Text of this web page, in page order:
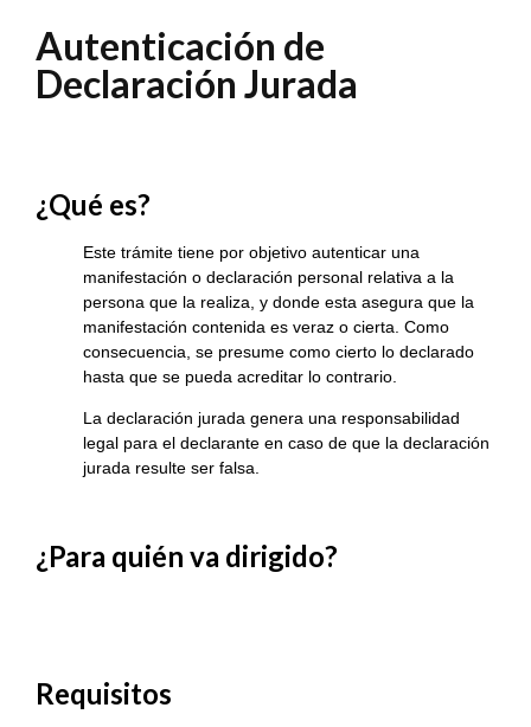
Autenticación de
Declaración Jurada
¿Qué es?
Este trámite tiene por objetivo autenticar una
manifestación o declaración personal relativa a la
persona que la realiza, y donde esta asegura que la
manifestación contenida es veraz o cierta. Como
consecuencia, se presume como cierto lo declarado
hasta que se pueda acreditar lo contrario.
La declaración jurada genera una responsabilidad
legal para el declarante en caso de que la declaración
jurada resulte ser falsa.
¿Para quién va dirigido?
Requisitos